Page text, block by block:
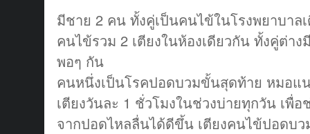
มีชาย 2 คน ทั้งคู่เป็นคนไข้ในโรงพยาบาล
คนไข้รวม 2 เตียงในห้องเดียวกัน ทั้งคู่ต่าง
พอๆ กัน
คนหนึ่งเป็นโรคปอดบวมขั้นสุดท้าย หมอแ
เตียงวันละ 1 ชั่วโมงในช่วงบ่ายทุกวัน เพื่อ
จากปอดไหลลื่นได้ดีขึ้น เตียงคนไข้ปอดบ